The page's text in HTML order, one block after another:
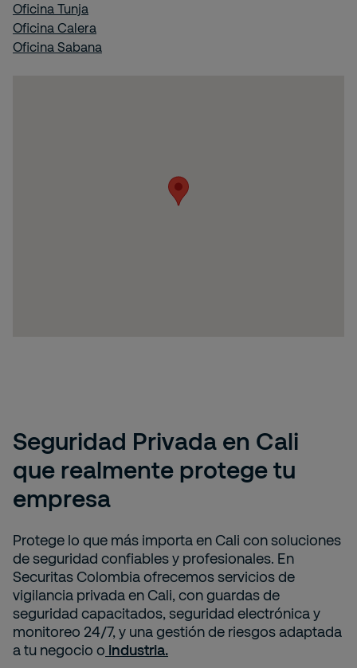
Oficina Tunja
Oficina Calera
Oficina Sabana
Seguridad Privada en Cali
que realmente protege tu
empresa
Protege lo que más importa en Cali con soluciones
de seguridad confiables y profesionales. En
Securitas Colombia ofrecemos servicios de
vigilancia privada en Cali, con guardas de
seguridad capacitados, seguridad electrónica y
monitoreo 24/7, y una gestión de riesgos adaptada
a tu negocio o industria.